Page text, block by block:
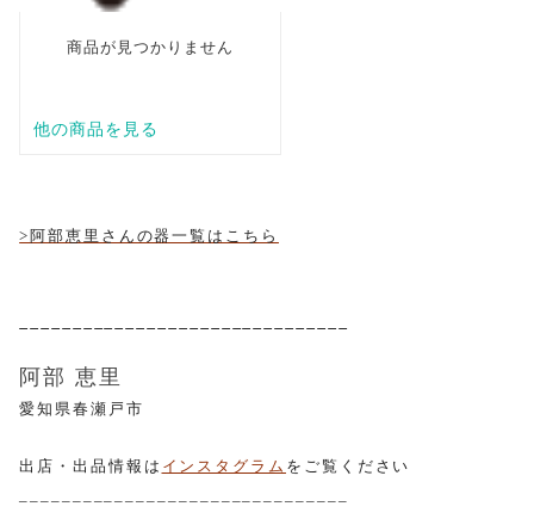
>阿部恵里さんの器一覧はこちら
阿部 恵里
愛知県春瀬戸市
出店・出品情報は インスタグラム をご覧ください